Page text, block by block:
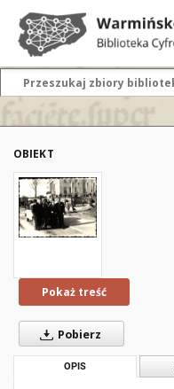
OBIEKT
Pokaż treść
Pobierz
OPIS